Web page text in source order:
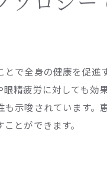
の安らぎをもたらす
リフレクソロジーを通じ
で全身の健康を促
精疲労に対しても
示唆されています
とができます。